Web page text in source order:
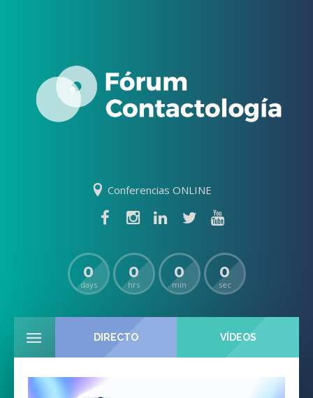
Conferencias ONLINE
0
days
0
hrs
0
min
0
sec
DIRECTO VÍDEOS